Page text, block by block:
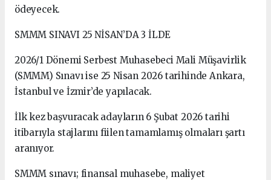
ödeyecek.
SMMM SINAVI 25 NİSAN’DA 3 İLDE
2026/1 Dönemi Serbest Muhasebeci Mali Müşavirlik
(SMMM) Sınavı ise 25 Nisan 2026 tarihinde Ankara,
İstanbul ve İzmir’de yapılacak.
İlk kez başvuracak adayların 6 Şubat 2026 tarihi
itibarıyla stajlarını fiilen tamamlamış olmaları şartı
aranıyor.
SMMM sınavı; finansal muhasebe, maliyet